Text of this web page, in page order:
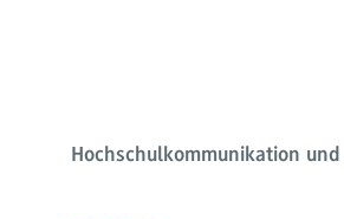
Hochschulkommunikation